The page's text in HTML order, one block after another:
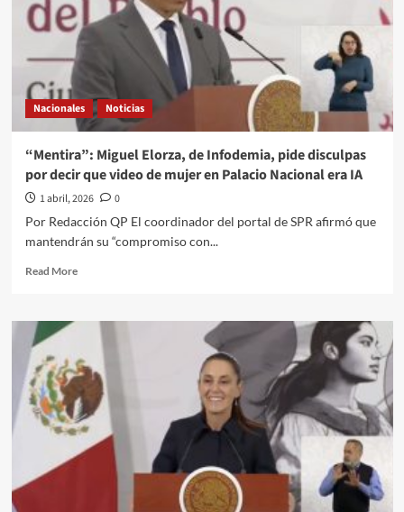
será
el
próximo
canciller
Sheinbaum
tras
dirigir
política
con
EU
Nacionales Noticias
“Mentira”: Miguel Elorza, de Infodemia, pide disculpas
por decir que video de mujer en Palacio Nacional era IA
1 abril, 2026
0
Por Redacción QP El coordinador del portal de SPR afirmó que
mantendrán su “compromiso con...
Read MoreRead
“Mentira”:
de
Infodemia,
pide
disculpas
por
decir